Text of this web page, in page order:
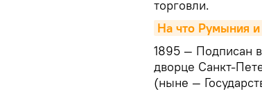
торговли.
На что Румыния
1895 — Подписан
дворце Санкт-
(ныне —